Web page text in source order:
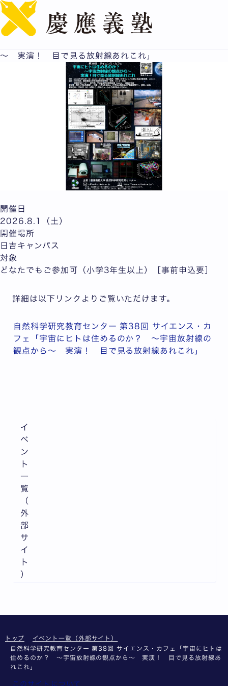
自然科学研究教育センター 第38回 サイエンス・カフェ
～ 実演！ 目で見る放射線あれこれ」
開催日
2026.8.1（土）
開催場所
日吉キャンパス
対象
どなたでもご参加可（小学3年生以上）［事前申込要］
詳細は以下リンクよりご覧いただけます。
自然科学研究教育センター 第38回 サイエンス・カ
フェ「宇宙にヒトは住めるのか？ ～宇宙放射線の
観点から～ 実演！ 目で見る放射線あれこれ」
イ
ベ
ン
ト
一
覧
（
外
部
サ
イ
ト
）
トップ
イベント一覧（外部サイト）
自然科学研究教育センター 第38回 サイエンス・カフェ「宇宙にヒトは
住めるのか？ ～宇宙放射線の観点から～ 実演！ 目で見る放射線あ
れこれ」
このサイトについて